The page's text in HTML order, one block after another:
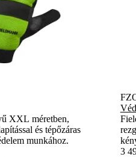
XXL méretben,
és tépőzáras
munkához.
3